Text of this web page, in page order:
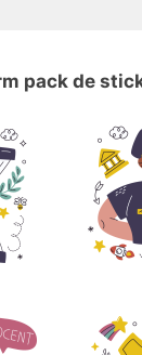
pack de